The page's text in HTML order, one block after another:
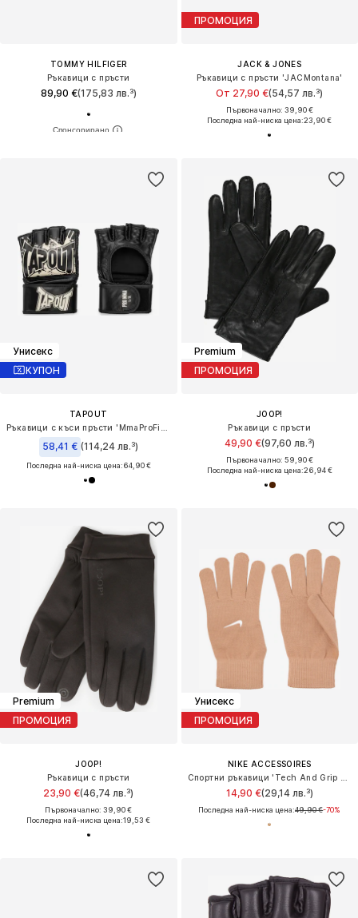
TOMMY HILFIGER
Ръкавици с пръсти
89,90 €(175,83 лв.³)
ПРОМОЦИЯ
JACK & JONES
Ръкавици с пръсти 'JACMontana'
От 27,90 €(54,57 лв.³)
Първоначално: 39,90 €
Последна най-ниска цена:23,90 €
Унисекс
КУПОН
TAPOUT
58,41 € (114,24 лв.³)
Последна най-ниска цена:64,90 €
Premium
ПРОМОЦИЯ
JOOP!
Ръкавици с пръсти
49,90 €(97,60 лв.³)
Първоначално: 59,90 €
Последна най-ниска цена:26,94 €
Premium
ПРОМОЦИЯ
JOOP!
Ръкавици с пръсти
23,90 €(46,74 лв.³)
Първоначално: 39,90 €
Последна най-ниска цена:19,53 €
Унисекс
ПРОМОЦИЯ
NIKE ACCESSOIRES
14,90 €(29,14 лв.³)
Последна най-ниска цена:49,90 €-70%